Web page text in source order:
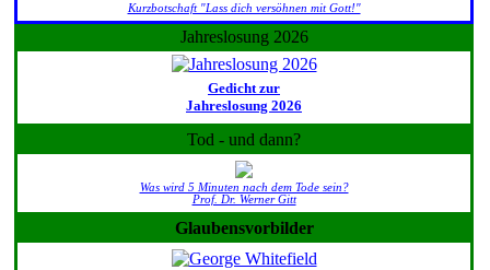
Kurzbotschaft "Lass dich versöhnen mit Gott!"
Jahreslosung 2026
Gedicht zur
Jahreslosung 2026
Tod - und dann?
Was wird 5 Minuten nach dem Tode sein?
Prof. Dr. Werner Gitt
Glaubensvorbilder